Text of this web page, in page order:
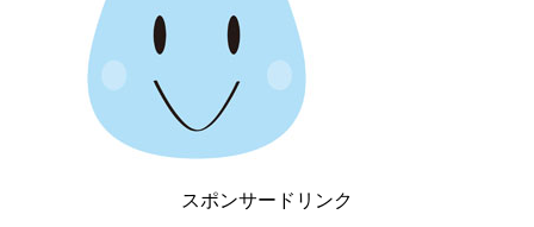
スポンサードリンク